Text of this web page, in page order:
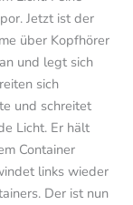
Jetzt ist der
über Kopfhörer
und legt sich
sich
und schreitet
Licht. Er hält
Container
links wieder
Der ist nun